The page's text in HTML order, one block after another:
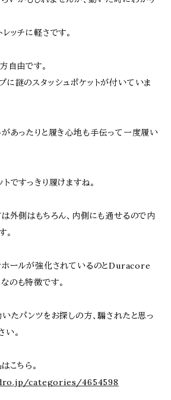
ッチに軽さです。
自由です。
に謎のスタッシュポケットが付いていま
があったりと履き心地も手伝って一度履い
ですっきり履けますね。
は外側はもちろん、内側にも通せるので内
。
ホールが強化されているのとDuracore
のも特徴です。
たパンツをお探しの方、騙されたと思っ
い。
ちら。
categories/4654598